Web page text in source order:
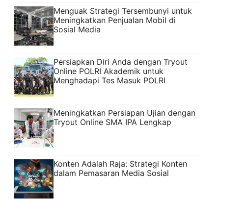
Menguak Strategi Tersembunyi untuk
Meningkatkan Penjualan Mobil di
Sosial Media
Persiapkan Diri Anda dengan Tryout
Online POLRI Akademik untuk
Menghadapi Tes Masuk POLRI
Meningkatkan Persiapan Ujian dengan
Tryout Online SMA IPA Lengkap
Konten Adalah Raja: Strategi Konten
dalam Pemasaran Media Sosial